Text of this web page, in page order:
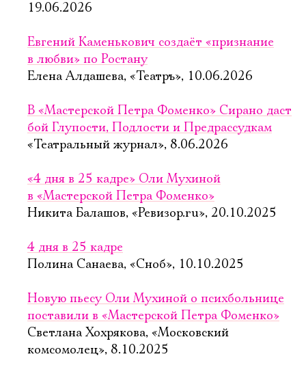
19.06.2026
Евгений Каменькович создаёт «признание
в любви» по Ростану
Елена Алдашева, «Театръ», 10.06.2026
В «Мастерской Петра Фоменко» Сирано даст
бой Глупости, Подлости и Предрассудкам
«Театральный журнал», 8.06.2026
«4 дня в 25 кадре» Оли Мухиной
в «Мастерской Петра Фоменко»
Никита Балашов, «Ревизор.ru», 20.10.2025
4 дня в 25 кадре
Полина Санаева, «Сноб», 10.10.2025
Новую пьесу Оли Мухиной о психбольнице
поставили в «Мастерской Петра Фоменко»
Светлана Хохрякова, «Московский
комсомолец», 8.10.2025